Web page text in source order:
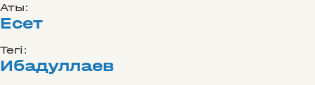
Аты:
Есет
Тегі:
Ибадуллаев